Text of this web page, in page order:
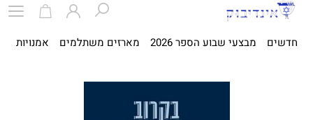
חדשים מבצעי שבוע הספר 2026 מארזים משתלמים אמנויות